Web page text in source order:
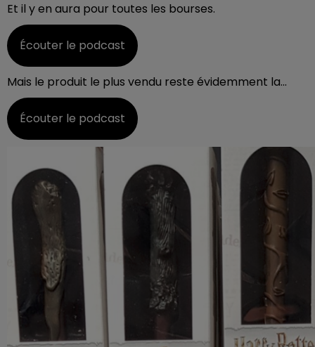
Et il y en aura pour toutes les bourses.
Écouter le podcast
Mais le produit le plus vendu reste évidemment la...
Écouter le podcast